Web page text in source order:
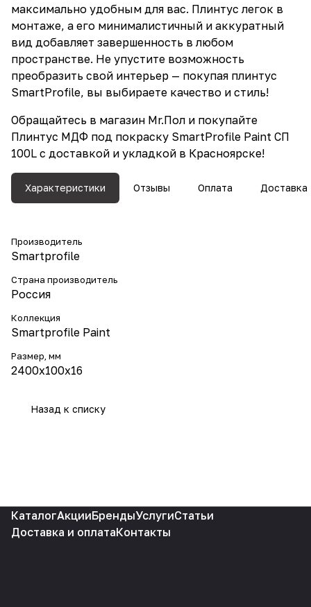
максимально удобным для вас. Плинтус легок в
монтаже, а его минималистичный и аккуратный
вид добавляет завершенность в любом
пространстве. Не упустите возможность
преобразить свой интерьер — покупая плинтус
SmartProfile, вы выбираете качество и стиль!
Обращайтесь в магазин Mr.Пол и покупайте
Плинтус МДФ под покраску SmartProfile Paint СП
100L с доставкой и укладкой в Красноярске!
Характеристики Отзывы Оплата Доставка
Производитель
Smartprofile
Страна производитель
Россия
Коллекция
Smartprofile Paint
Размер, мм
2400х100х16
Назад к списку
КаталогАкцииБрендыУслугиСтатьи
Доставка и оплатаКонтакты